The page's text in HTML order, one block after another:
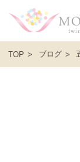
TOP ブログ